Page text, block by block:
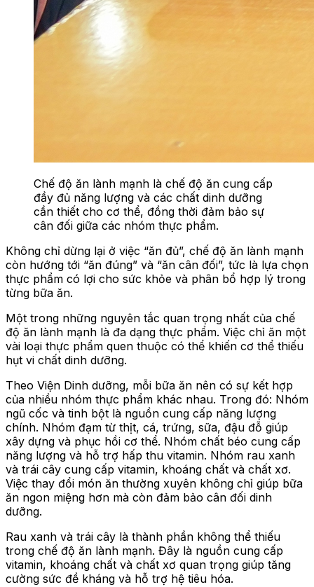
Chế độ ăn lành mạnh là chế độ ăn cung cấp
đầy đủ năng lượng và các chất dinh dưỡng
cần thiết cho cơ thể, đồng thời đảm bảo sự
cân đối giữa các nhóm thực phẩm.
Không chỉ dừng lại ở việc “ăn đủ”, chế độ ăn lành mạnh
còn hướng tới “ăn đúng” và “ăn cân đối”, tức là lựa chọn
thực phẩm có lợi cho sức khỏe và phân bổ hợp lý trong
từng bữa ăn.
Một trong những nguyên tắc quan trọng nhất của chế
độ ăn lành mạnh là đa dạng thực phẩm. Việc chỉ ăn một
vài loại thực phẩm quen thuộc có thể khiến cơ thể thiếu
hụt vi chất dinh dưỡng.
Theo Viện Dinh dưỡng, mỗi bữa ăn nên có sự kết hợp
của nhiều nhóm thực phẩm khác nhau. Trong đó: Nhóm
ngũ cốc và tinh bột là nguồn cung cấp năng lượng
chính. Nhóm đạm từ thịt, cá, trứng, sữa, đậu đỗ giúp
xây dựng và phục hồi cơ thể. Nhóm chất béo cung cấp
năng lượng và hỗ trợ hấp thu vitamin. Nhóm rau xanh
và trái cây cung cấp vitamin, khoáng chất và chất xơ.
Việc thay đổi món ăn thường xuyên không chỉ giúp bữa
ăn ngon miệng hơn mà còn đảm bảo cân đối dinh
dưỡng.
Rau xanh và trái cây là thành phần không thể thiếu
trong chế độ ăn lành mạnh. Đây là nguồn cung cấp
vitamin, khoáng chất và chất xơ quan trọng giúp tăng
cường sức đề kháng và hỗ trợ hệ tiêu hóa.